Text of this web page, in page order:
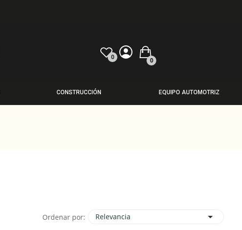
0 0
CONSTRUCCIÓN EQUIPO AUTOMOTRIZ
Ordenar por: Relevancia 